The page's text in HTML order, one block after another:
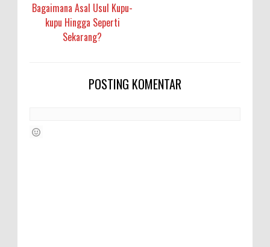
Bagaimana Asal Usul Kupu-
kupu Hingga Seperti
Sekarang?
POSTING KOMENTAR